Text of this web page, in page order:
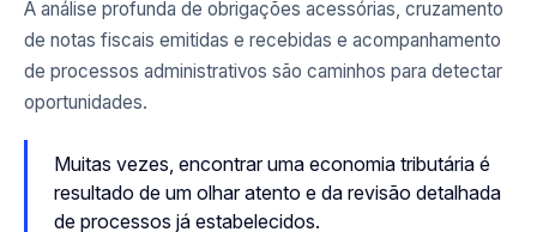
A análise profunda de obrigações acessórias, cruzamento
de notas fiscais emitidas e recebidas e acompanhamento
de processos administrativos são caminhos para detectar
oportunidades.
Muitas vezes, encontrar uma economia tributária é
resultado de um olhar atento e da revisão detalhada
de processos já estabelecidos.